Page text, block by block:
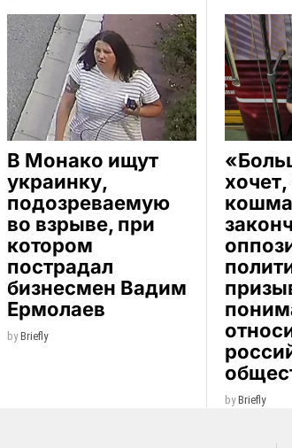
В Монако ищут
украинку,
подозреваемую
во взрыве, при
котором
пострадал
бизнесмен Вадим
Ермолаев
byBriefly
byBriefly